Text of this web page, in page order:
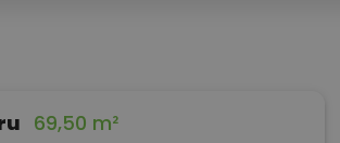
69,50 m²